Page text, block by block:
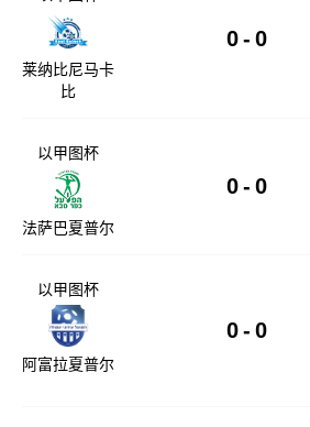
莱纳比尼马卡
比
0 - 0
以甲图杯
法萨巴夏普尔
0 - 0
以甲图杯
阿富拉夏普尔
0 - 0